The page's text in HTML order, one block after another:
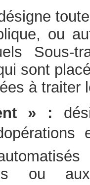
ou
Sous-
sont
à traiter
» :
ou